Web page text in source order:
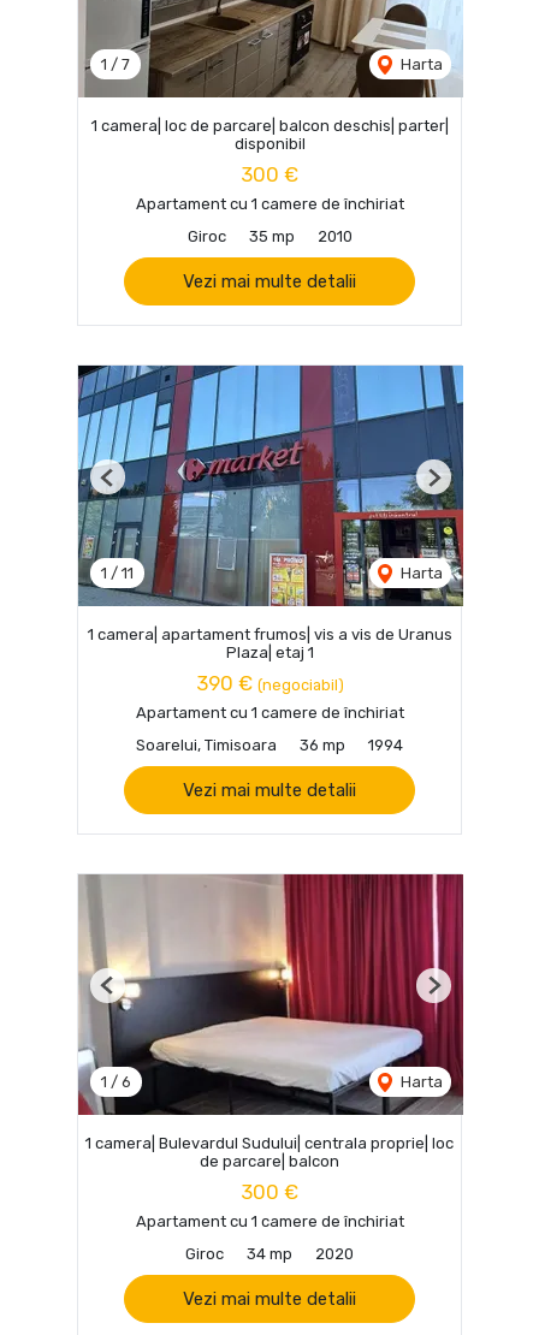
1 / 7 Harta
1 camera| loc de parcare| balcon deschis| parter|
disponibil
300 €
Apartament cu 1 camere de închiriat
Giroc
35 mp 2010
Vezi mai multe detalii
1 / 11 Harta
Previous Next
1 camera| apartament frumos| vis a vis de Uranus
Plaza| etaj 1
390 € (negociabil)
Apartament cu 1 camere de închiriat
Soarelui, Timisoara
36 mp 1994
Vezi mai multe detalii
1 / 6 Harta
Previous Next
1 camera| Bulevardul Sudului| centrala proprie| loc
de parcare| balcon
300 €
Apartament cu 1 camere de închiriat
Giroc
34 mp 2020
Vezi mai multe detalii